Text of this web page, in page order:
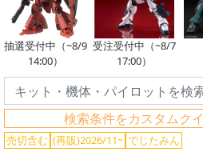
抽選受付中（~8/9
14:00）
受注受付中（~8/7
17:00）
検索条件をカスタムク
売切含む (再販)2026/11~ でじたみん